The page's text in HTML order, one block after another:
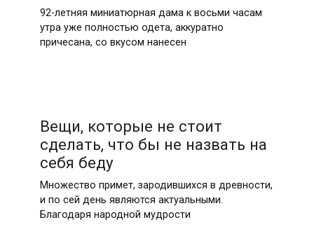
92-летняя миниатюрная дама к восьми часам
утра уже полностью одета, аккуратно
причесана, со вкусом нанесен
Вещи, которые не стоит
сделать, что бы не назвать на
себя беду
Множество примет, зародившихся в древности,
и по сей день являются актуальными.
Благодаря народной мудрости